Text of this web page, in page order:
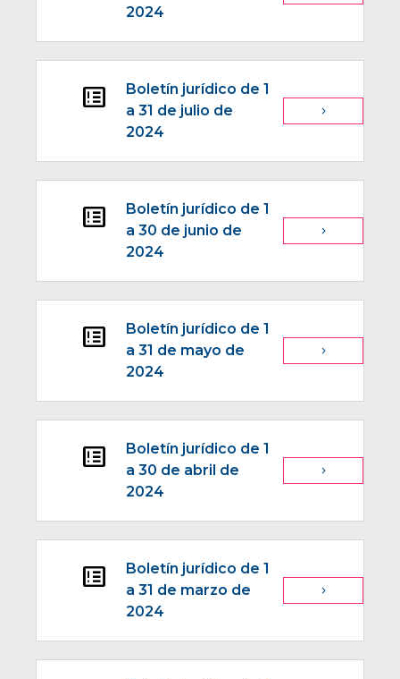
2024
breaking_news
Boletín jurídico de 1
a 31 de julio de
2024
navigate_next
breaking_news
Boletín jurídico de 1
a 30 de junio de
2024
navigate_next
breaking_news
Boletín jurídico de 1
a 31 de mayo de
2024
navigate_next
breaking_news
Boletín jurídico de 1
a 30 de abril de
2024
navigate_next
breaking_news
Boletín jurídico de 1
a 31 de marzo de
2024
navigate_next